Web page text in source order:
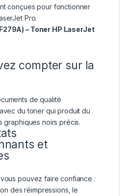
conçues pour fonctionner
Pro.
– Toner HP LaserJet
compter sur la
de qualité
du toner qui produit du
graphiques noirs précis.
et
pouvez faire confiance :
des réimpressions, le